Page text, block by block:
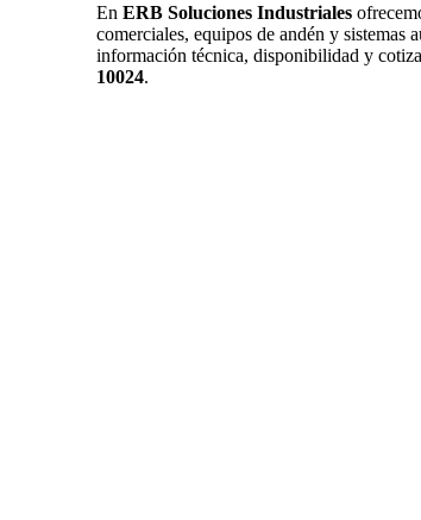
En ERB Soluciones Industriales
comerciales, equipos de andén y sistemas
información técnica, disponibilidad y
10024.